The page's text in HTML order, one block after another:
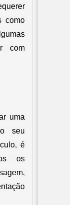
como
com
uma
seu
é
os